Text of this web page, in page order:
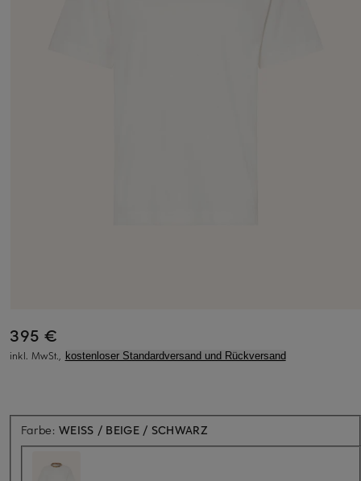
395 €
inkl. MwSt., kostenloser Standardversand und Rückversand
Farbe:WEISS / BEIGE / SCHWARZ